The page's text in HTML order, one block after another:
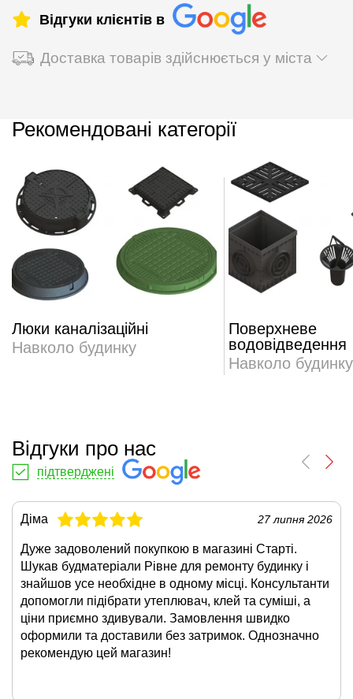
Відгуки клієнтів в
Доставка товарів здійснюється у міста
Рекомендовані категорії
Люки каналізаційні
Навколо будинку
Поверхневе
водовідведення
Навколо будинку
Відгуки про нас
підтверджені
Діма 27 липня 2026
Дуже задоволений покупкою в магазині Старті.
Шукав будматеріали Рівне для ремонту будинку і
знайшов усе необхідне в одному місці. Консультанти
допомогли підібрати утеплювач, клей та суміші, а
ціни приємно здивували. Замовлення швидко
оформили та доставили без затримок. Однозначно
рекомендую цей магазин!